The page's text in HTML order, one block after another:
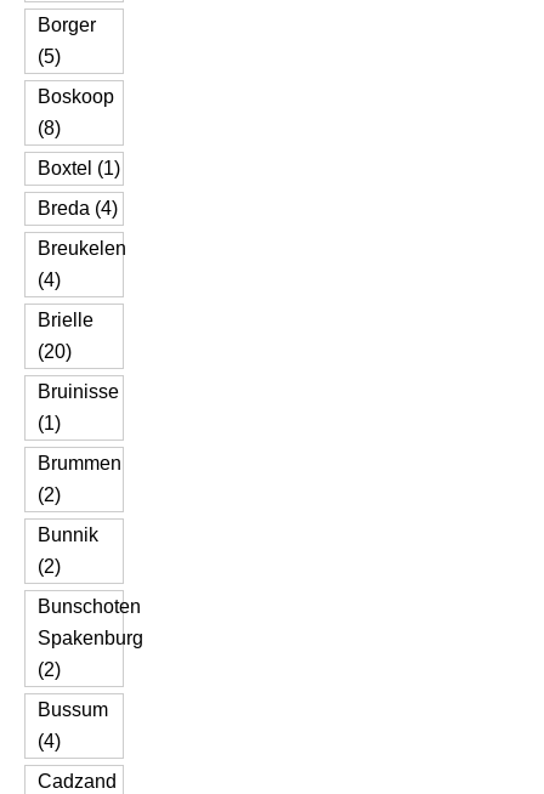
Borger
(5)
Boskoop
(8)
Boxtel (1)
Breda (4)
Breukelen
(4)
Brielle
(20)
Bruinisse
(1)
Brummen
(2)
Bunnik
(2)
Bunschoten
Spakenburg
(2)
Bussum
(4)
Cadzand